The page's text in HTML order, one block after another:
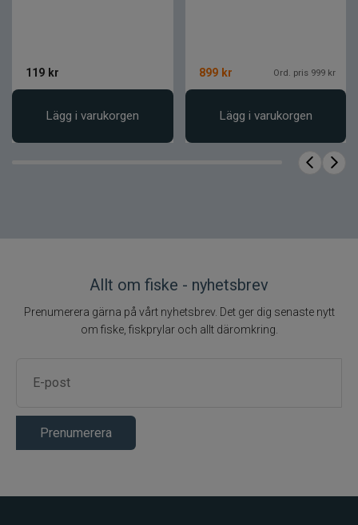
119 kr
Lägg i varukorgen
899 kr Ord. pris 999 kr
Lägg i varukorgen
Allt om fiske - nyhetsbrev
Prenumerera gärna på vårt nyhetsbrev. Det ger dig senaste nytt
om fiske, fiskprylar och allt däromkring.
Prenumerera